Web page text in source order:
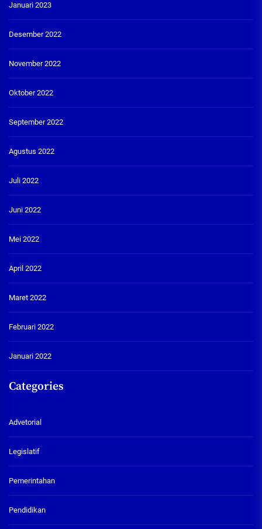
Januari 2023
Desember 2022
November 2022
Oktober 2022
September 2022
Agustus 2022
Juli 2022
Juni 2022
Mei 2022
April 2022
Maret 2022
Februari 2022
Januari 2022
Categories
Advetorial
Legislatif
Pemerintahan
Pendidikan